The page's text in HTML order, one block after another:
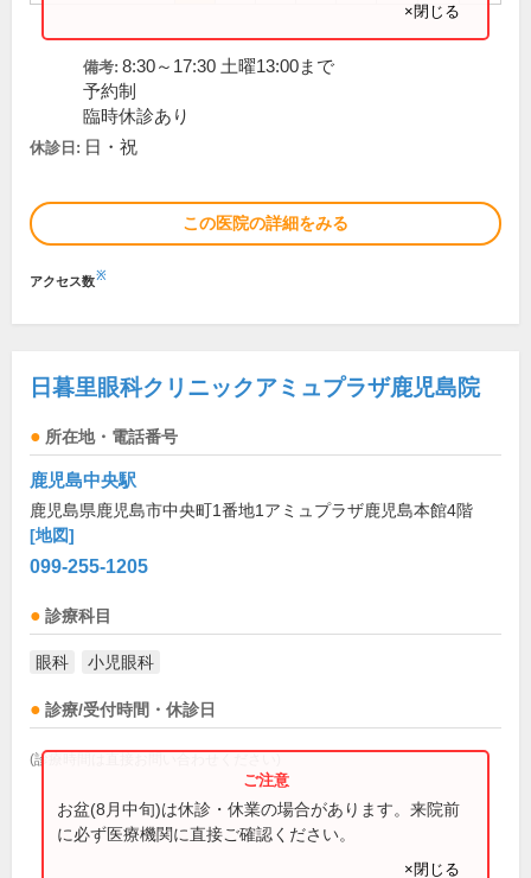
×閉じる
備考: 8:30～17:30 土曜13:00まで
予約制
臨時休診あり
休診日: 日・祝
この医院の詳細をみる
アクセス数※
日暮里眼科クリニックアミュプラザ鹿児島院
所在地・電話番号
鹿児島中央駅
鹿児島県鹿児島市中央町1番地1アミュプラザ鹿児島本館4階
[地図]
099-255-1205
診療科目
眼科 小児眼科
診療/受付時間・休診日
(診療時間は直接お問い合わせください)
お盆(8月中旬)は休診・休業の場合があります。来院前
に必ず医療機関に直接ご確認ください。
×閉じる